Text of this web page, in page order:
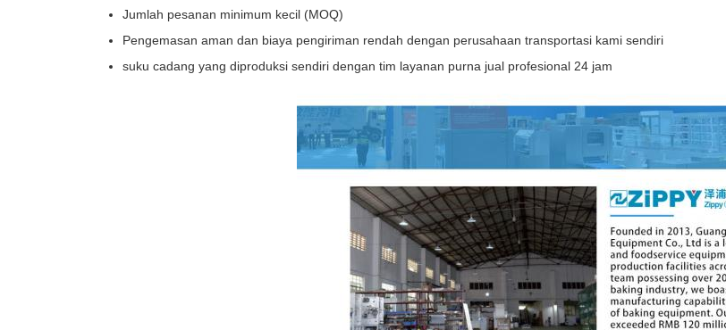
Jumlah pesanan minimum kecil (MOQ)
Pengemasan aman dan biaya pengiriman rendah dengan perusahaan transportasi kami sendiri
suku cadang yang diproduksi sendiri dengan tim layanan purna jual profesional 24 jam